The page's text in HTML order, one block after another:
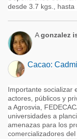
desde 3.7 kgs., hasta
Agonzalez
Cacao:
Importante socializar
actores, públicos y
a Agrosvia,
universidades a
amenazas para los
comercializadores